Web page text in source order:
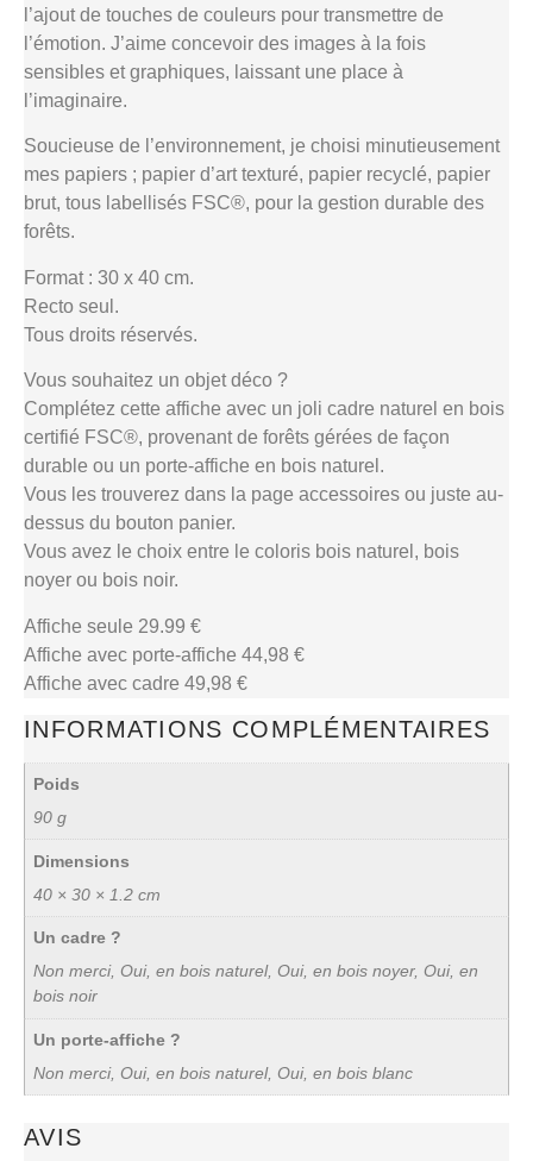
l’ajout de touches de couleurs pour transmettre de
l’émotion. J’aime concevoir des images à la fois
sensibles et graphiques, laissant une place à
l’imaginaire.
Soucieuse de l’environnement, je choisi minutieusement
mes papiers ; papier d’art texturé, papier recyclé, papier
brut, tous labellisés FSC®, pour la gestion durable des
forêts.
Format : 30 x 40 cm.
Recto seul.
Tous droits réservés.
Vous souhaitez un objet déco ?
Complétez cette affiche avec un joli cadre naturel en bois
certifié FSC®, provenant de forêts gérées de façon
durable ou un porte-affiche en bois naturel.
Vous les trouverez dans la page accessoires ou juste au-
dessus du bouton panier.
Vous avez le choix entre le coloris bois naturel, bois
noyer ou bois noir.
Affiche seule 29.99 €
Affiche avec porte-affiche 44,98 €
Affiche avec cadre 49,98 €
INFORMATIONS COMPLÉMENTAIRES
Poids
90 g
Dimensions
40 × 30 × 1.2 cm
Un cadre ?
Non merci, Oui, en bois naturel, Oui, en bois noyer, Oui, en
bois noir
Un porte-affiche ?
Non merci, Oui, en bois naturel, Oui, en bois blanc
AVIS